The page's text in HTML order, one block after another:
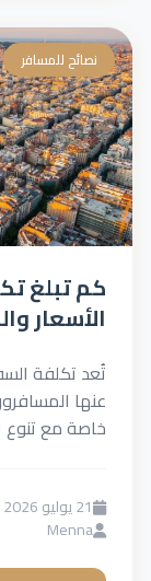
نصائح للمسافر
كم تبلغ
الأسعار
تُعد تكلفة
عنها
خاصة مع تنوع
21 يوليو 2026
Menna